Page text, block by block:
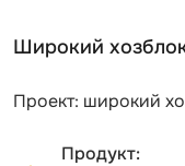
Широкий
Проект: широкий
Продукт